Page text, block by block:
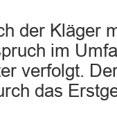
der Kläger
im
verfolgt.
das